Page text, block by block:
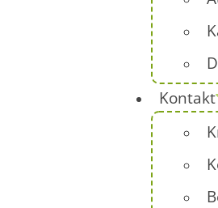
Kontakt